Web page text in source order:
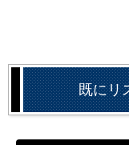
既にリ